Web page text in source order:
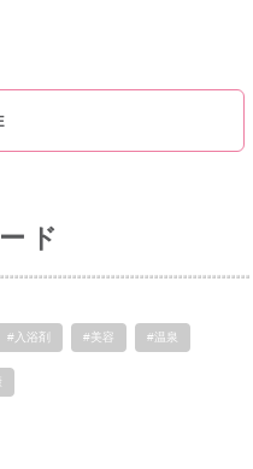
ド
#入浴剤 #美容 #温泉